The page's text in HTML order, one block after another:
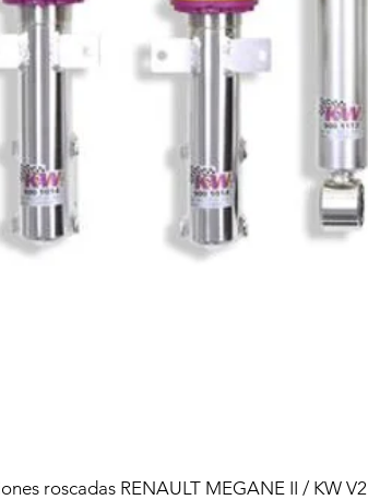
roscadas RENAULT MEGANE II / KW V2